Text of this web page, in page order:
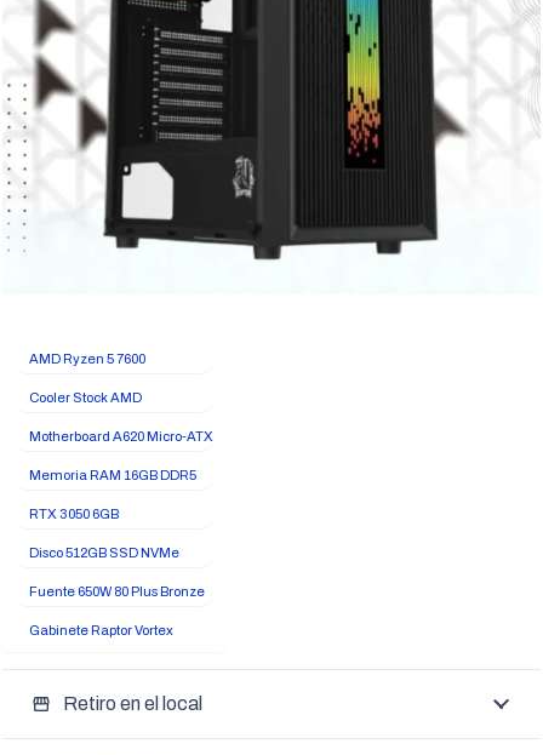
AMD Ryzen 5 7600
Cooler Stock AMD
Motherboard A620 Micro-ATX
Memoria RAM 16GB DDR5
RTX 3050 6GB
Disco 512GB SSD NVMe
Fuente 650W 80 Plus Bronze
Gabinete Raptor Vortex
storefront Retiro en el local